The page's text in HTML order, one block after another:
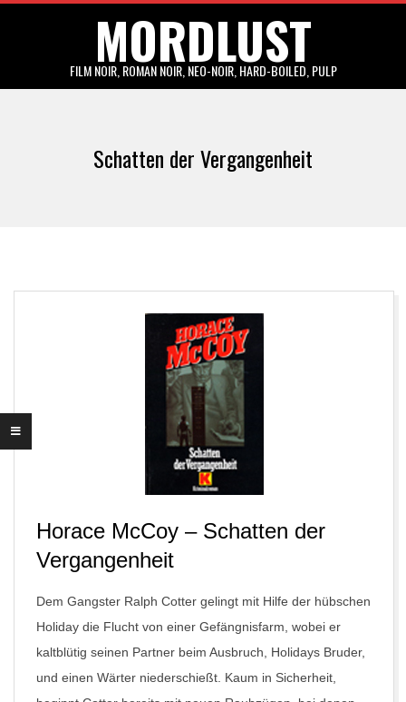
MORDLUST
FILM NOIR, ROMAN NOIR, NEO-NOIR, HARD-BOILED, PULP
Schatten der Vergangenheit
Horace McCoy – Schatten der
Vergangenheit
Dem Gangster Ralph Cotter gelingt mit Hilfe der hübschen
Holiday die Flucht von einer Gefängnisfarm, wobei er
kaltblütig seinen Partner beim Ausbruch, Holidays Bruder,
und einen Wärter niederschießt. Kaum in Sicherheit,